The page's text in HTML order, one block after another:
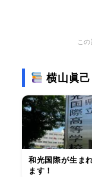
こ
横山眞
和光国際が生ま
ます！